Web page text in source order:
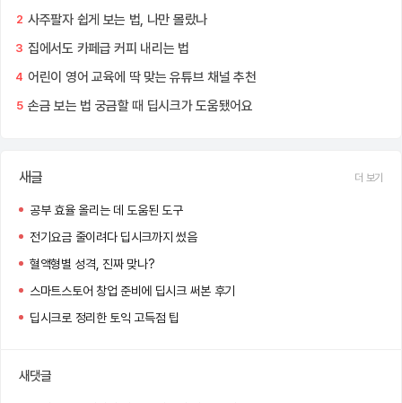
2 사주팔자 쉽게 보는 법, 나만 몰랐나
3 집에서도 카페급 커피 내리는 법
4 어린이 영어 교육에 딱 맞는 유튜브 채널 추천
5 손금 보는 법 궁금할 때 딥시크가 도움됐어요
새글 더 보기
공부 효율 올리는 데 도움된 도구
전기요금 줄이려다 딥시크까지 썼음
혈액형별 성격, 진짜 맞나?
스마트스토어 창업 준비에 딥시크 써본 후기
딥시크로 정리한 토익 고득점 팁
새댓글